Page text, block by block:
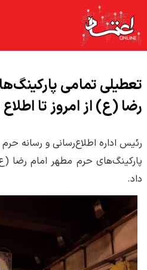
تعطیلی تمامی
رضا (ع) از امروز تا
رئیس اداره اطلاع‌رسانی و رسانه
پارکینگ‌های حرم مطهر امام رضا
داد.